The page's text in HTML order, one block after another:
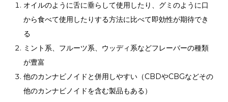
オイルのように舌に垂らして使用したり、グミのように口
から食べて使用したりする方法に比べて即効性が期待でき
る
ミント系、フルーツ系、ウッディ系などフレーバーの種類
が豊富
他のカンナビノイドと併用しやすい（CBDやCBGなどその
他のカンナビノイドを含む製品もある）